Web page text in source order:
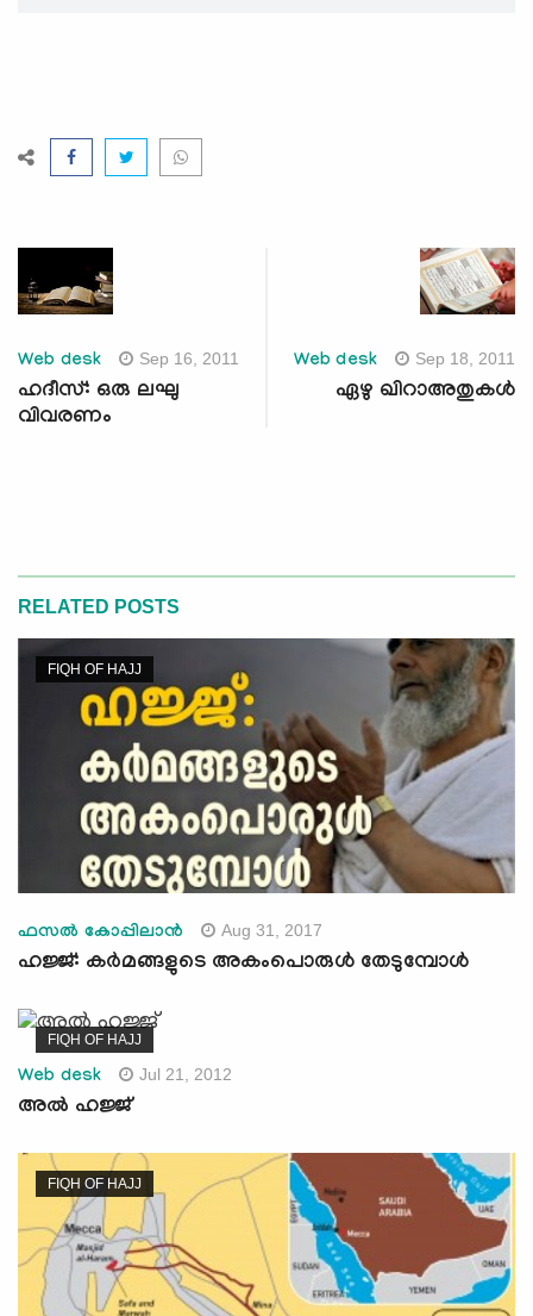
Web desk Sep 16, 2011
ഹദീസ്: ഒരു ലഘു
വിവരണം
Web desk Sep 18, 2011
ഏഴു ഖിറാഅതുകള്‍
RELATED POSTS
FIQH OF HAJJ
ഫസല്‍ കോപ്പിലാന്‍ Aug 31, 2017
ഹജ്ജ്: കര്‍മങ്ങളുടെ അകംപൊരുള്‍ തേടുമ്പോള്‍
FIQH OF HAJJ
Web desk Jul 21, 2012
അല്‍ ഹജ്ജ്‌
FIQH OF HAJJ